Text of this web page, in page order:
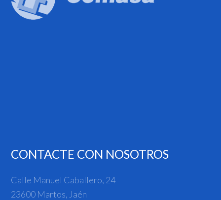
CONTACTE CON NOSOTROS
Calle Manuel Caballero, 24
23600 Martos, Jaén